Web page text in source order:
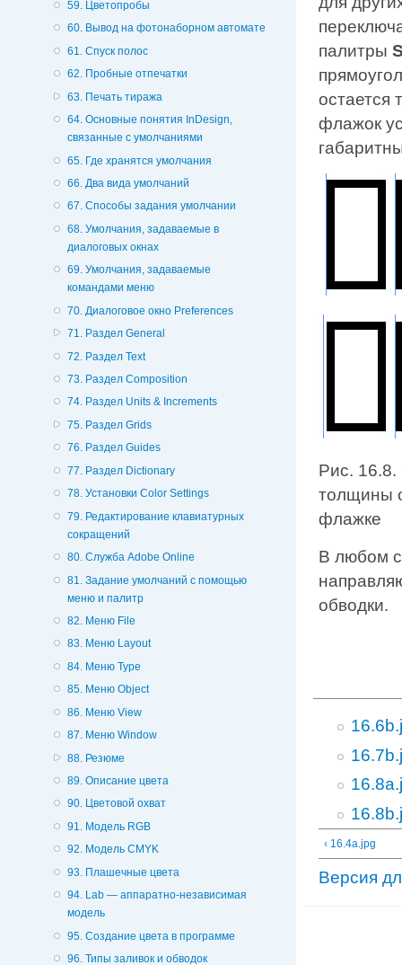
59. Цветопробы
60. Вывод на фотонаборном автомате
61. Спуск полос
62. Пробные отпечатки
63. Печать тиража
64. Основные понятия InDesign,
связанные с умолчаниями
65. Где хранятся умолчания
66. Два вида умолчаний
67. Способы задания умолчании
68. Умолчания, задаваемые в
диалоговых окнах
69. Умолчания, задаваемые
командами меню
70. Диалоговое окно Preferences
71. Раздел General
72. Раздел Text
73. Раздел Composition
74. Раздел Units & Increments
75. Раздел Grids
76. Раздел Guides
77. Раздел Dictionary
78. Установки Color Settings
79. Редактирование клавиатурных
сокращений
80. Служба Adobe Online
81. Задание умолчаний с помощью
меню и палитр
82. Меню File
83. Меню Layout
84. Меню Type
85. Меню Object
86. Меню View
87. Меню Window
88. Резюме
89. Описание цвета
90. Цветовой охват
91. Модель RGB
92. Модель CMYK
93. Плашечные цвета
94. Lab — аппаратно-независимая
модель
95. Создание цвета в программе
96. Типы заливок и обводок
палитры
остается
флажок
Рис. 16.8.
толщины
флажке
В любом
обводки.
‹ 16.4a.jpg
Версия